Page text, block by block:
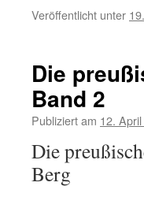
Veröffentlicht unter
Die
Band 2
Publiziert am 12.
Die
Berg